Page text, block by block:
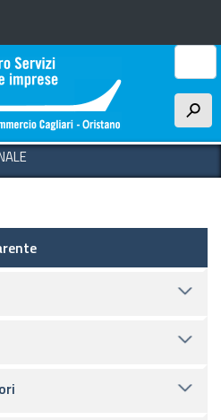
contenuto
principale
Cerca
h
TRASPARENTE